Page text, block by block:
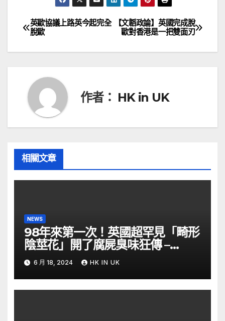
文
章
覽
【文韜政論】英國完成脫
歐對香港是一把雙面刃
英歐協議上路英今起完全
脫歐
作者： HK in UK
相關文章
NEWS
98年來第一次！英國超罕見「畸形
陰莖花」開了腐屍臭味狂傳 –
ETtoday
6 月 18, 2024 HK IN UK